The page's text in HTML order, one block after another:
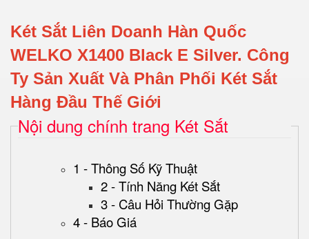
Két Sắt Liên Doanh Hàn Quốc
WELKO X1400 Black E Silver. Công
Ty Sản Xuất Và Phân Phối Két Sắt
Hàng Đầu Thế Giới
Nội dung chính trang Két Sắt
1 - Thông Số Kỹ Thuật
2 - Tính Năng Két Sắt
3 - Câu Hỏi Thường Gặp
4 - Báo Giá